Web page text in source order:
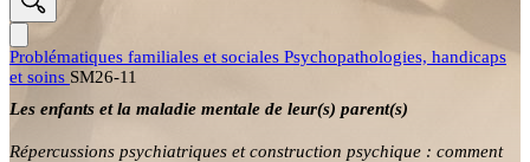
Problématiques familiales et sociales Psychopathologies, handicaps
et soins SM26-11
Les enfants et la maladie mentale de leur(s) parent(s)
Répercussions psychiatriques et construction psychique : comment